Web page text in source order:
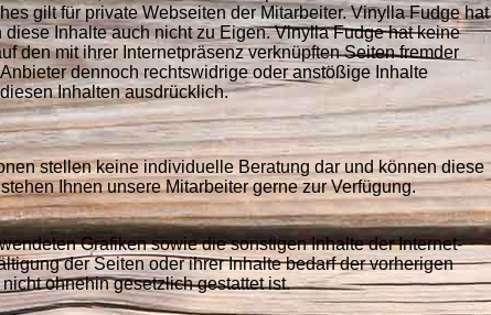
gilt für private Webseiten der Mitarbeiter. Vinylla Fudge hat
Inhalte auch nicht zu Eigen. Vinylla Fudge hat keine
den mit ihrer Internetpräsenz verknüpften Seiten fremder
dennoch rechtswidrige oder anstößige Inhalte
Inhalten ausdrücklich.
stellen keine individuelle Beratung dar und können diese
Ihnen unsere Mitarbeiter gerne zur Verfügung.
Grafiken sowie die sonstigen Inhalte der Internet-
der Seiten oder ihrer Inhalte bedarf der vorherigen
ohnehin gesetzlich gestattet ist.